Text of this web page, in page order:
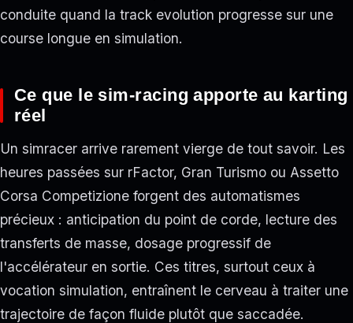
conduite quand la track evolution progresse sur une
course longue en simulation.
Ce que le sim-racing apporte au karting
réel
Un simracer arrive rarement vierge de tout savoir. Les
heures passées sur rFactor, Gran Turismo ou Assetto
Corsa Competizione forgent des automatismes
précieux : anticipation du point de corde, lecture des
transferts de masse, dosage progressif de
l'accélérateur en sortie. Ces titres, surtout ceux à
vocation simulation, entraînent le cerveau à traiter une
trajectoire de façon fluide plutôt que saccadée.